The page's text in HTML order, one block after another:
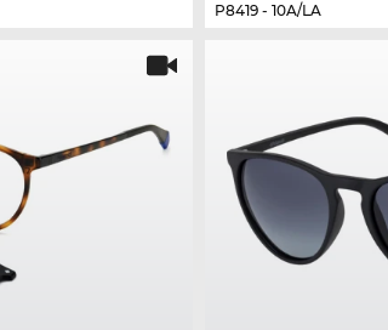
P8419 - 10A/LA